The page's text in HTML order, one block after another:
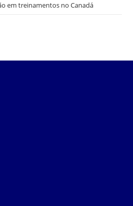
em treinamentos no Canadá